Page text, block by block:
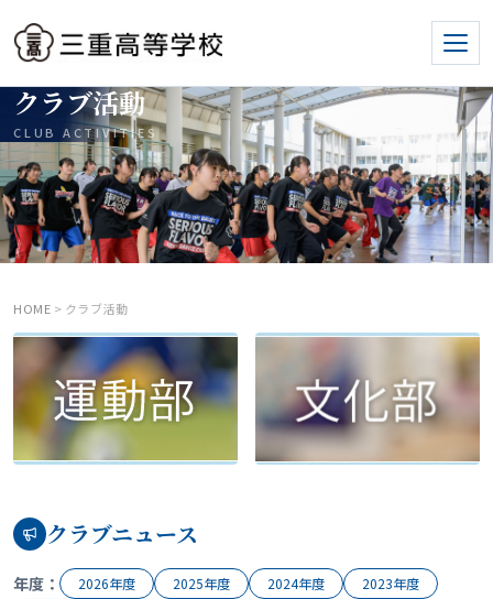
クラブ活動
CLUB ACTIVITIES
HOME > クラブ活動
クラブニュース
年度： 2026年度 2025年度 2024年度
2023年度